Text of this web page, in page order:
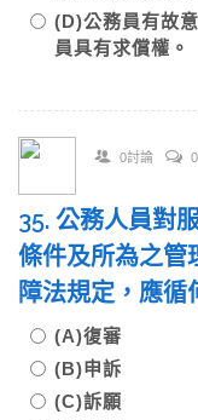
(D)公務員有故
員具有求償權。
0討論
35. 公務人員對
條件及所為之管
障法規定，應
(A)復審
(B)申訴
(C)訴願